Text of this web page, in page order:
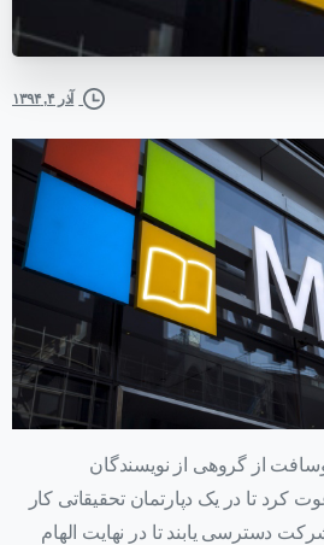
آذر ۴, ۱۳۹۴
از گروهی از نویسندگان
کرد تا در یک دپارتمان تحقیقاتی کار
دسترسی یابند تا در نهایت الهام